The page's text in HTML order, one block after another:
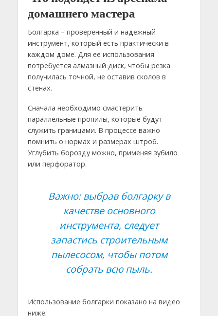
домашнего мастера
Болгарка – проверенный и надежный
инструмент, который есть практически в
каждом доме. Для ее использования
потребуется алмазный диск, чтобы резка
получилась точной, не оставив сколов в
стенах.
Сначала необходимо смастерить
параллельные пропилы, которые будут
служить границами. В процессе важно
помнить о нормах и размерах штроб.
Углубить борозду можно, применяя зубило
или перфоратор.
Важно: выбрав болгарку в
качестве основного
инструмента, следует
запастись строительным
пылесосом, чтобы потом
собрать всю пыль.
Использование болгарки показано на видео
ниже: